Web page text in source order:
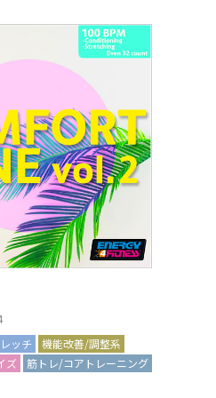
ッチ
機能改善/調整系
ズ
筋トレ/コアトレーニング